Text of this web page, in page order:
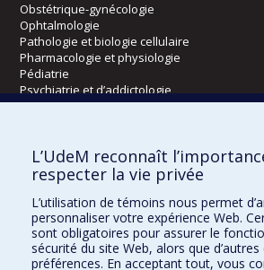
Obstétrique-gynécologie
Ophtalmologie
Pathologie et biologie cellulaire
Pharmacologie et physiologie
Pédiatrie
Psychiatrie et d’addictologie
Radiologie, radio-oncologie et médecine
Écoles
Orthophonie et audiologie
Réadaptation
L’UdeM reconnaît
respecter la vie privée
L’utilisation de témoins nous permet
personnaliser votre expérience Web.
sont obligatoires pour assurer le
sécurité du site Web, alors que
préférences. En acceptant tout, vous